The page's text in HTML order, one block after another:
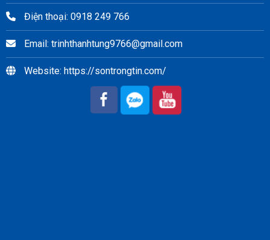
Điện thoại: 0918 249 766
Email: trinhthanhtung9766@gmail.com
Website: https://sontrongtin.com/